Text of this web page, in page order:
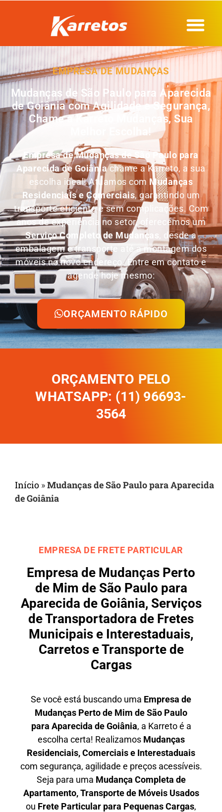
EMPRESA DE MUDANÇAS
Mudanças de São Paulo para Aparecida
de Goiânia com Agilidade e Segurança,
Chame a Karreto Mudanças, Sua
Melhor Escolha!
Empresa deMudanças de São Paulo para
Aparecida de Goiâniachame a Karreto, a sua
escolha ideal! Atuamos com Mudanças
Residenciais e Comerciais, garantindo um
transporte eficiente e sem complicações. Com
anos de experiência no setor, oferecemos um
Serviço Completo de Mudanças , desde a
embalagem e transporte até a montagem dos
móveis no novo endereço. Entre em contato e
agende hoje mesmo:
ORÇAMENTO RÁPIDO
ORÇAMENTO PELO
WHATSAPP: (11) 96693-
3564
Início »Mudanças de São Paulo para Aparecida
de Goiânia
EMPRESA DE FRETE PARTICULAR
Empresa de Mudanças Perto
de Mim de São Paulo para
Aparecida de Goiânia, Serviços
de Transportadora de Fretes
Municipais e Interestaduais,
Carretos e Transporte de
Cargas
Se você está buscando uma Empresa de
Mudanças Perto de Mim de São Paulo
para Aparecida de Goiânia, a Karreto é a
escolha certa! Realizamos Mudanças
Residenciais, Comerciais e Interestaduais
com segurança, agilidade e preços acessíveis.
Seja para uma Mudança Completa de
Apartamento, Transporte de Móveis Usados
ou Frete Particular para Pequenas Cargas,